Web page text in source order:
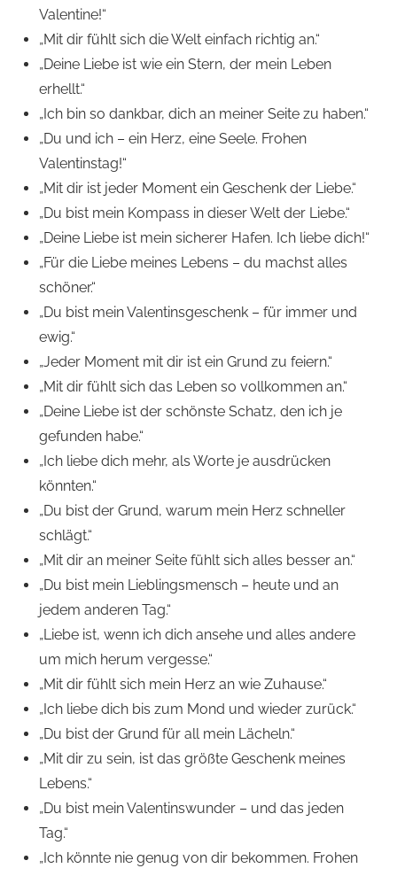
Valentine!“
„Mit dir fühlt sich die Welt einfach richtig an.“
„Deine Liebe ist wie ein Stern, der mein Leben
erhellt.“
„Ich bin so dankbar, dich an meiner Seite zu haben.“
„Du und ich – ein Herz, eine Seele. Frohen
Valentinstag!“
„Mit dir ist jeder Moment ein Geschenk der Liebe.“
„Du bist mein Kompass in dieser Welt der Liebe.“
„Deine Liebe ist mein sicherer Hafen. Ich liebe dich!“
„Für die Liebe meines Lebens – du machst alles
schöner.“
„Du bist mein Valentinsgeschenk – für immer und
ewig.“
„Jeder Moment mit dir ist ein Grund zu feiern.“
„Mit dir fühlt sich das Leben so vollkommen an.“
„Deine Liebe ist der schönste Schatz, den ich je
gefunden habe.“
„Ich liebe dich mehr, als Worte je ausdrücken
könnten.“
„Du bist der Grund, warum mein Herz schneller
schlägt.“
„Mit dir an meiner Seite fühlt sich alles besser an.“
„Du bist mein Lieblingsmensch – heute und an
jedem anderen Tag.“
„Liebe ist, wenn ich dich ansehe und alles andere
um mich herum vergesse.“
„Mit dir fühlt sich mein Herz an wie Zuhause.“
„Ich liebe dich bis zum Mond und wieder zurück.“
„Du bist der Grund für all mein Lächeln.“
„Mit dir zu sein, ist das größte Geschenk meines
Lebens.“
„Du bist mein Valentinswunder – und das jeden
Tag.“
„Ich könnte nie genug von dir bekommen. Frohen